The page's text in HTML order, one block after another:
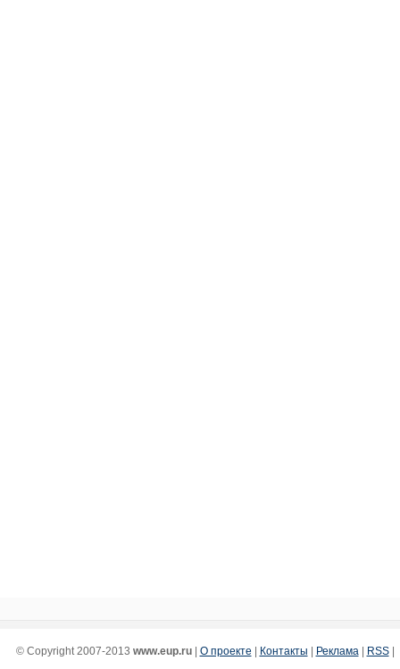
© Copyright 2007-2013 www.eup.ru| О проекте Контакты Реклама| RSS|